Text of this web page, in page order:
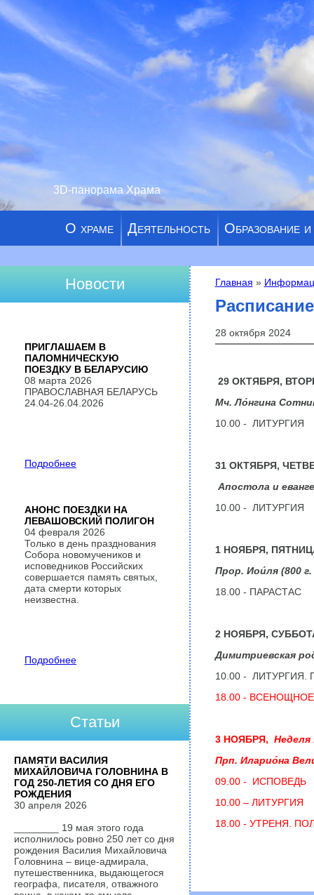
3D-панорама Храма
О храме Деятельность Образование
Вы здесь
Главная »
28 октября 2024
29ОКТЯБРЯ,
Мч. Ло́нгина
10.00 - ЛИТУРГИЯ
31 ОКТЯБРЯ,
Апостола и
10.00 - ЛИТУРГИЯ
1 НОЯБРЯ,
Прор. Иои́ля (800 г.
18.00 - ПАРАСТАС
2 НОЯБРЯ,
Димитриевская
10.00 - ЛИТУРГИЯ.
18.00 -
3 НОЯБРЯ, Неделя
Прп. Иларио́на
09.00 - ИСПОВЕДЬ
10.00 – ЛИТУРГИЯ
18.00 - УТРЕНЯ.
Новости
ПРИГЛАШАЕМ В
ПАЛОМНИЧЕСКУЮ
ПОЕЗДКУ В БЕЛАРУСИЮ
08 марта 2026
ПРАВОСЛАВНАЯ БЕЛАРУСЬ
24.04-26.04.2026
Подробнее
АНОНС ПОЕЗДКИ НА
ЛЕВАШОВСКИЙ ПОЛИГОН
04 февраля 2026
Только в день празднования
Собора новомучеников и
исповедников Российских
совершается память святых,
дата смерти которых
неизвестна.
Подробнее
Статьи
ПАМЯТИ ВАСИЛИЯ
МИХАЙЛОВИЧА ГОЛОВНИНА В
ГОД 250-ЛЕТИЯ СО ДНЯ ЕГО
РОЖДЕНИЯ
30 апреля 2026
________ 19 мая этого года
исполнилось ровно 250 лет со дня
рождения Василия Михайловича
Головнина – вице-адмирала,
путешественника, выдающегося
географа, писателя, отважного